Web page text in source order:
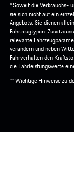
* Soweit die Verbrauchs-
sie sich nicht auf ein
Angebots. Sie dienen
Fahrzeugtypen.
relevante
verändern und neben
Fahrverhalten den
die Fahrleistungswerte
** Wichtige Hinweise zu